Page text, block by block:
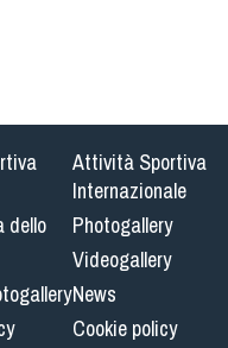
Attività Sportiva
Internazionale
dello
Photogallery
Videogallery
News
Cookie policy